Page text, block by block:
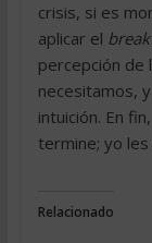
crisis, si es
aplicar el
percepción de
necesitamos,
intuición. En
termine; yo
Relacionado